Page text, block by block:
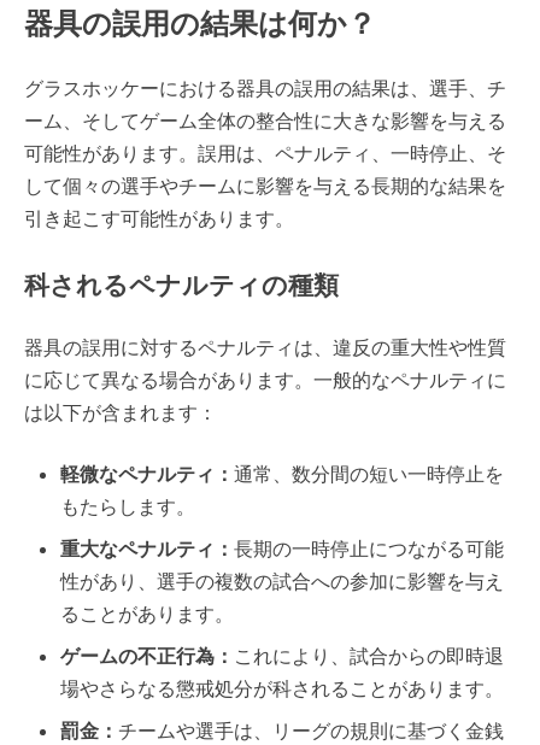
器具の誤用の結果は何か？
グラスホッケーにおける器具の誤用の結果は、選手、チ
ーム、そしてゲーム全体の整合性に大きな影響を与える
可能性があります。誤用は、ペナルティ、一時停止、そ
して個々の選手やチームに影響を与える長期的な結果を
引き起こす可能性があります。
科されるペナルティの種類
器具の誤用に対するペナルティは、違反の重大性や性質
に応じて異なる場合があります。一般的なペナルティに
は以下が含まれます：
軽微なペナルティ： 通常、数分間の短い一時停止を
もたらします。
重大なペナルティ： 長期の一時停止につながる可能
性があり、選手の複数の試合への参加に影響を与え
ることがあります。
ゲームの不正行為： これにより、試合からの即時退
場やさらなる懲戒処分が科されることがあります。
罰金： チームや選手は、リーグの規則に基づく金銭